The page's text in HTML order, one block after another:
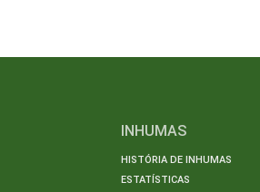
INHUMAS
HISTÓRIA DE INHUMAS
ESTATÍSTICAS